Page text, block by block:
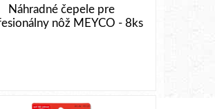
Náhradné čepele pre
nôž MEYCO - 8ks